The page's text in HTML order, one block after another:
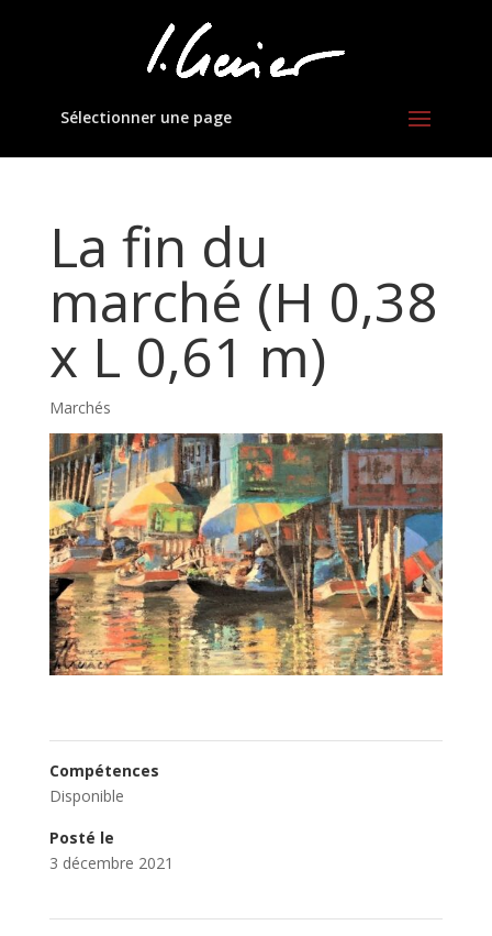
Sélectionner une page
La fin du
marché (H 0,38
x L 0,61 m)
Marchés
Compétences
Disponible
Posté le
3 décembre 2021